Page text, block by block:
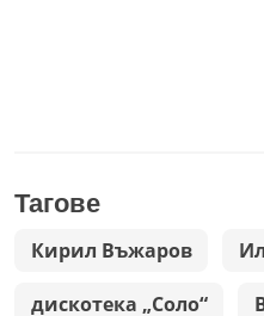
Тагове
Кирил Въжаров
дискотека „Соло“